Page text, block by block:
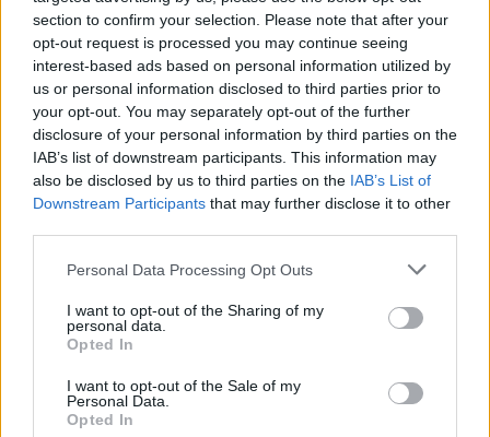
section to confirm your selection. Please note that after your
opt-out request is processed you may continue seeing
interest-based ads based on personal information utilized by
us or personal information disclosed to third parties prior to
your opt-out. You may separately opt-out of the further
disclosure of your personal information by third parties on the
IAB’s list of downstream participants. This information may
also be disclosed by us to third parties on the IAB’s List of
Downstream Participants that may further disclose it to other
Please note that this website/app uses one or more Google
not limited to your visit or usage behaviour. You may click to
grant or deny consent to Google and its third-party tags to
use your data for below specified purposes in below Google
consent section.
Personal Data Processing Opt Outs
I want to opt-out of the Sharing of my
personal data.
Opted In
I want to opt-out of the Sale of my
Personal Data.
Opted In
αποχετευτικά-αποστραγγιστικά) για την
εξυπηρέτηση 18.000 στρ. περίπου μικτής έκτασης
των Αγροκτημάτων εντός της αρδευτικής
περιμέτρου, στα οποία υπάρχει εγκεκριμένος
εκούσιος αναδασμός. Αυτά είναι της Υδρούσας, του
Τροπαιούχου, του Μεσονησίου, του Τριποτάμου, της
Παλαίστρας και τμήματος 1000 στρ. περίπου των
Λεπτοκαρυών.
Κολχικής, ώστε να τροφοδοτούνται τα υφιστάμενα
Η διάνοιξη νέων, ή βελτίωση υπαρχόντων έργων
αγροτικής οδοποιίας στις προβλεπόμενες
κοινόχρηστες ζώνες των αναδασμών, παράλληλα
στους κατασκευαζόμενους αγωγούς μεταφοράς και